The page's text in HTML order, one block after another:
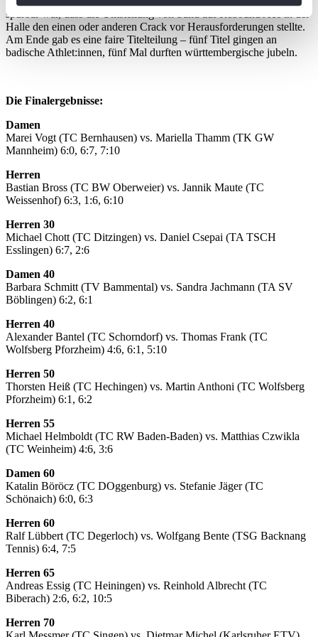
bestimmten Merkmalen (Fingerprinting) identifizieren
Erfahren Sie mehr darüber, wie Ihre persönlichen Daten
personalisieren, Funktionen für soziale Medien anbieten
zu können und die Zugriffe auf unsere Website zu
Verwendung unserer Website an unsere Partner für
soziale Medien, Werbung und Analysen weiter. Unsere
Partner führen diese Informationen möglicherweise mit
weiteren Daten zusammen, die Sie ihnen bereitgestellt
haben oder die sie im Rahmen Ihrer Nutzung der Dienste
gesammelt haben. Die
jederzeit über den Link im Footer aufgerufen und
angepasst werden.
spürbar war, dass die Umstellung von Sand auf Rebound Ace in der
Halle den einen oder anderen Crack vor Herausforderungen stellte.
Am Ende gab es eine faire Titelteilung – fünf Titel gingen an
badische Athlet:innen, fünf Mal durften württembergische jubeln.
Die Finalergebnisse:
Damen
Marei Vogt (TC Bernhausen) vs. Mariella Thamm (TK GW
Mannheim) 6:0, 6:7, 7:10
Herren
Bastian Bross (TC BW Oberweier) vs. Jannik Maute (TC
Weissenhof) 6:3, 1:6, 6:10
Herren 30
Michael Chott (TC Ditzingen) vs. Daniel Csepai (TA TSCH
Esslingen) 6:7, 2:6
Damen 40
Barbara Schmitt (TV Bammental) vs. Sandra Jachmann (TA SV
Böblingen) 6:2, 6:1
Herren 40
Alexander Bantel (TC Schorndorf) vs. Thomas Frank (TC
Wolfsberg Pforzheim) 4:6, 6:1, 5:10
Herren 50
Thorsten Heiß (TC Hechingen) vs. Martin Anthoni (TC Wolfsberg
Pforzheim) 6:1, 6:2
Herren 55
Michael Helmboldt (TC RW Baden-Baden) vs. Matthias Czwikla
(TC Weinheim) 4:6, 3:6
Damen 60
Katalin Böröcz (TC DOggenburg) vs. Stefanie Jäger (TC
Schönaich) 6:0, 6:3
Herren 60
Ralf Lübbert (TC Degerloch) vs. Wolfgang Bente (TSG Backnang
Tennis) 6:4, 7:5
Herren 65
Andreas Essig (TC Heiningen) vs. Reinhold Albrecht (TC
Biberach) 2:6, 6:2, 10:5
Herren 70